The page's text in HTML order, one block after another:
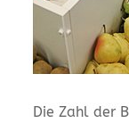
Die Zahl der